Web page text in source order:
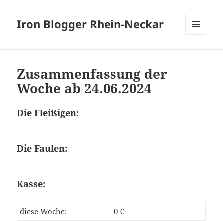
Iron Blogger Rhein-Neckar
Zusammenfassung der
Woche ab 24.06.2024
Die Fleißigen:
Die Faulen:
Kasse:
diese Woche:
0 €